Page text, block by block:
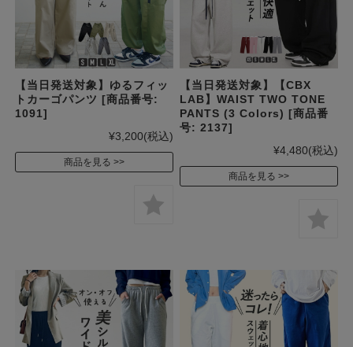
【当日発送対象】ゆるフィッ
トカーゴパンツ [商品番号:
1091]
¥3,200(税込)
商品を見る
【当日発送対象】【CBX
LAB】WAIST TWO TONE
PANTS (3 Colors) [商品番
号: 2137]
¥4,480(税込)
商品を見る